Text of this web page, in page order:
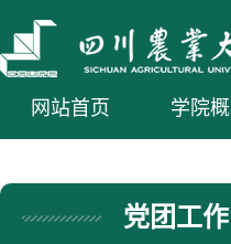
网站首页 学院
党团工作